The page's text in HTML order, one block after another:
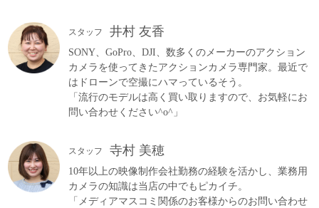
スタッフ 井村 友香
SONY、GoPro、DJI、数多くのメーカーのアクション
カメラを使ってきたアクションカメラ専門家。最近で
はドローンで空撮にハマっているそう。
「流行のモデルは高く買い取りますので、お気軽にお
問い合わせください^o^」
スタッフ 寺村 美穂
10年以上の映像制作会社勤務の経験を活かし、業務用
カメラの知識は当店の中でもピカイチ。
「メディアマスコミ関係のお客様からのお問い合わせ